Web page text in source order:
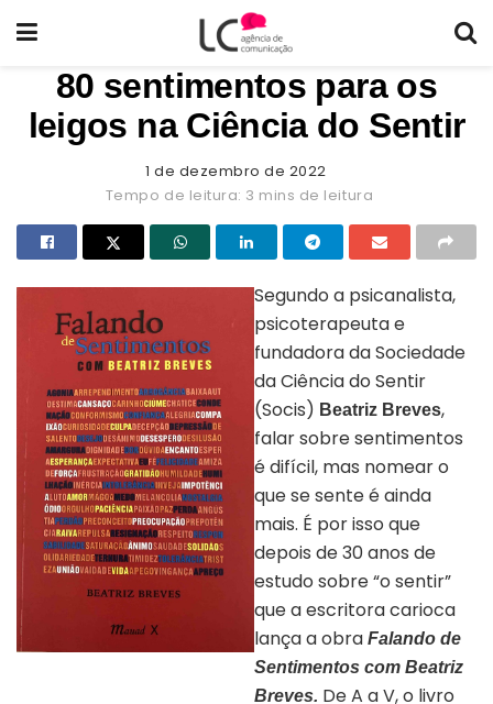
80 sentimentos para os
leigos na Ciência do Sentir
1 de dezembro de 2022
Tempo de leitura: 3 mins de leitura
Segundo a psicanalista,
psicoterapeuta e
fundadora da Sociedade
da Ciência do Sentir
(Socis) Beatriz Breves,
falar sobre sentimentos
é difícil, mas nomear o
que se sente é ainda
mais. É por isso que
depois de 30 anos de
estudo sobre “o sentir”
que a escritora carioca
lança a obra Falando de
Sentimentos com Beatriz
Breves. De A a V, o livro